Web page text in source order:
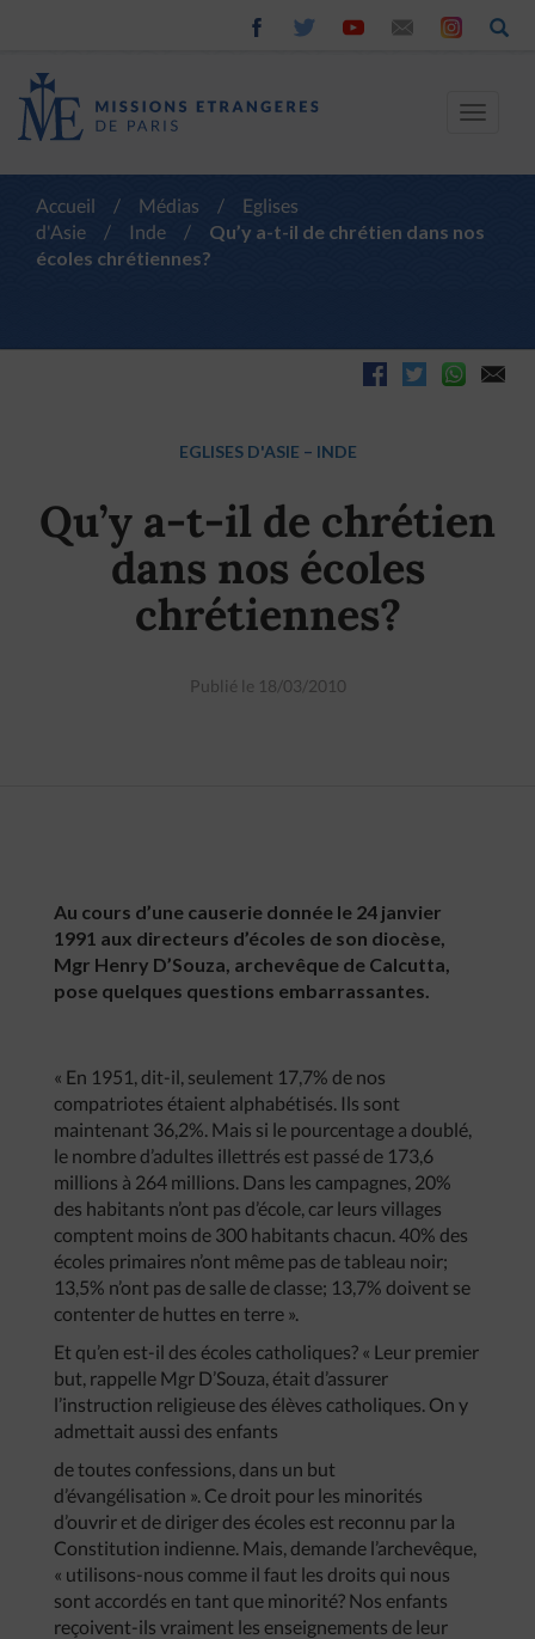
Toggle
Accueil / Médias /
Eglises
d'Asie
/ Inde /
Qu’y a-t-il de chrétien dans nos
écoles chrétiennes?
EGLISES D'ASIE – INDE
Qu’y a-t-il de chrétien
dans nos écoles
chrétiennes?
Publié le 18/03/2010
Au cours d’une causerie donnée le 24 janvier
1991 aux directeurs d’écoles de son diocèse,
Mgr Henry D’Souza, archevêque de Calcutta,
pose quelques questions embarrassantes.
« En 1951, dit-il, seulement 17,7% de nos
compatriotes étaient alphabétisés. Ils sont
maintenant 36,2%. Mais si le pourcentage a doublé,
le nombre d’adultes illettrés est passé de 173,6
millions à 264 millions. Dans les campagnes, 20%
des habitants n’ont pas d’école, car leurs villages
comptent moins de 300 habitants chacun. 40% des
écoles primaires n’ont même pas de tableau noir;
13,5% n’ont pas de salle de classe; 13,7% doivent se
contenter de huttes en terre ».
Et qu’en est-il des écoles catholiques? « Leur premier
but, rappelle Mgr D’Souza, était d’assurer
l’instruction religieuse des élèves catholiques. On y
admettait aussi des enfants
de toutes confessions, dans un but
d’évangélisation ». Ce droit pour les minorités
d’ouvrir et de diriger des écoles est reconnu par la
Constitution indienne. Mais, demande l’archevêque,
« utilisons-nous comme il faut les droits qui nous
sont accordés en tant que minorité? Nos enfants
reçoivent-ils vraiment les enseignements de leur